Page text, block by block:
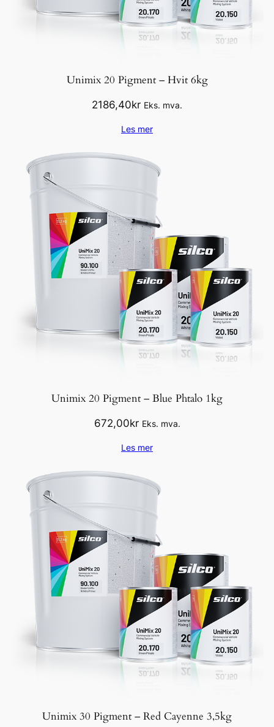
Unimix 20 Pigment – Hvit 6kg
2186,40kr Eks. mva.
Les mer
Unimix 20 Pigment – Blue Phtalo 1kg
672,00kr Eks. mva.
Les mer
Unimix 30 Pigment – Red Cayenne 3,5kg